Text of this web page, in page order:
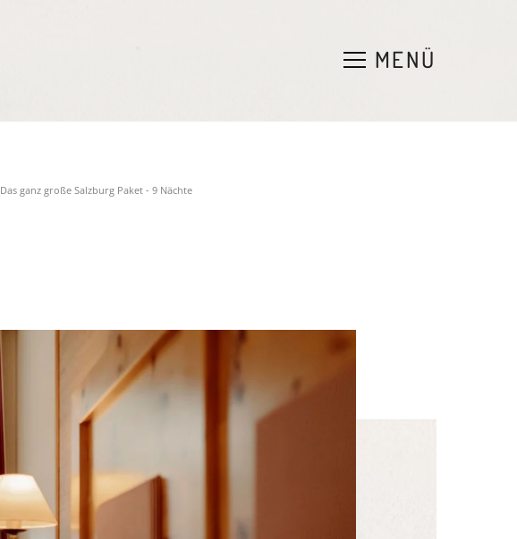
MENÜ
Das ganz große Salzburg Paket - 9 Nächte